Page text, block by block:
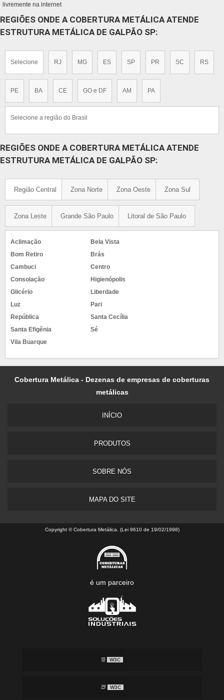
livremente na internet
REGIÕES ONDE A COBERTURA METÁLICA ATENDE
ESTRUTURA METÁLICA DE GALPÃO SP:
Selecione RJ MG ES SP PR SC RS
PE BA CE GO e DF AM PA
Selecione a região do Brasil
REGIÕES ONDE A COBERTURA METÁLICA ATENDE
ESTRUTURA METÁLICA DE GALPÃO SP:
Região Central Zona Norte Zona Oeste Zona Sul
Zona Leste Grande São Paulo Litoral de São Paulo
Aclimação
Bela Vista
Bom Retiro
Brás
Cambuci
Centro
Consolação
Higienópolis
Glicério
Liberdade
Luz
Pari
República
Santa Cecília
Santa Efigênia
Sé
Vila Buarque
Cobertura Metálica - Dezenas de empresas de coberturas
metálicas
INÍCIO
PRODUTOS
SOBRE NÓS
MAPA DO SITE
Copyright © Cobertura Metálica. (Lei 9610 de 19/02/1998)
é um parceiro
W3C
W3C